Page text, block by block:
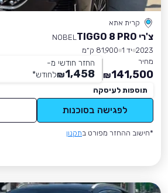
קרית אתא
צ'רי TIGGO 8 PRO
NOBEL
2023 יד 1
81,900 ק״מ
מחיר
141,500
₪
החזר חודשי מ-
1,458
₪לחודש*
תוספות לעיסקה
לפגישה בסוכנות
*חישוב ההחזר מפורט בתקנון